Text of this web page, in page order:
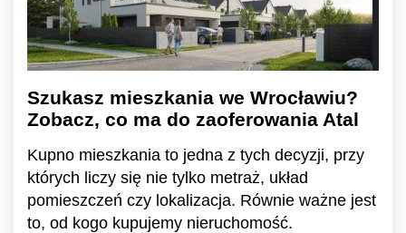
Szukasz mieszkania we Wrocławiu?
Zobacz, co ma do zaoferowania Atal
Kupno mieszkania to jedna z tych decyzji, przy
których liczy się nie tylko metraż, układ
pomieszczeń czy lokalizacja. Równie ważne jest
to, od kogo kupujemy nieruchomość.